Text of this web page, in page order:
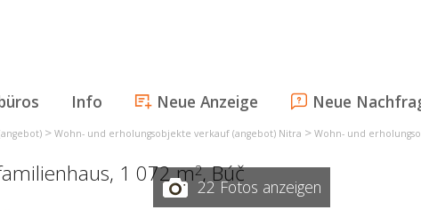
Info Neue Anzeige Neue
> Wohn- und erholungsobjekte verkauf (angebot) Nitra > Wohn- und
1 072 m2,Búč
22 Fotos anzeigen